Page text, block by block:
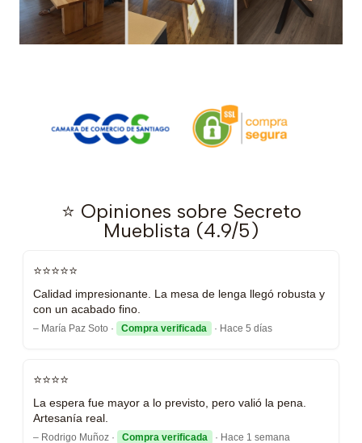
⭐ Opiniones sobre Secreto
Mueblista (4.9/5)
⭐⭐⭐⭐⭐
Calidad impresionante. La mesa de lenga llegó robusta y
con un acabado fino.
– María Paz Soto · Compra verificada · Hace 5 días
⭐⭐⭐⭐
La espera fue mayor a lo previsto, pero valió la pena.
Artesanía real.
– Rodrigo Muñoz · Compra verificada · Hace 1 semana